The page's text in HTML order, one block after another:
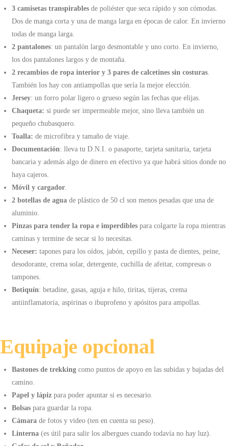
3 camisetas transpirables de poliéster que seca rápido y son cómodas.
Dos de manga corta y una de manga larga en épocas de calor. En invierno
todas de manga larga.
2 pantalones: un pantalón largo desmontable y uno corto. En invierno,
los dos pantalones largos y de montaña.
2 recambios de ropa interior y 3 pares de calcetines sin costuras.
También los hay con antiampollas que sería la mejor elección.
Jersey: un forro polar ligero o grueso según las fechas que elijas.
Chaqueta: si puede ser impermeable mejor, sino lleva también un
pequeño chubasquero.
Toalla: de microfibra y tamaño de viaje.
Documentación: lleva tu D.N.I. o pasaporte, tarjeta sanitaria, tarjeta
bancaria y además algo de dinero en efectivo ya que habrá sitios donde no
haya cajeros.
Móvil y cargador.
2 botellas de agua de plástico de 50 cl son menos pesadas que una de
aluminio.
Pinzas para tender la ropa e imperdibles para colgarte la ropa mientras
caminas y termine de secar si lo necesitas.
Neceser: tapones para los oídos, jabón, cepillo y pasta de dientes, peine,
desodorante, crema solar, detergente, cuchilla de afeitar, compresas o
tampones.
Botiquín: betadine, gasas, aguja e hilo, tiritas, tijeras, crema
antiinflamatoria, aspirinas o ibuprofeno y apósitos para ampollas.
Equipaje opcional
Bastones de trekking como puntos de apoyo en las subidas y bajadas del
camino.
Papel y lápiz para poder apuntar si es necesario.
Bolsas para guardar la ropa.
Cámarade fotos y video (ten en cuenta su peso).
Linterna (es útil para salir los albergues cuando todavía no hay luz).